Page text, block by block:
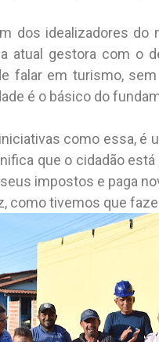
dos idealizadores
atual gestora com o
falar em turismo,
é o básico do
como essa, é
que o cidadão
impostos e paga
como tivemos que